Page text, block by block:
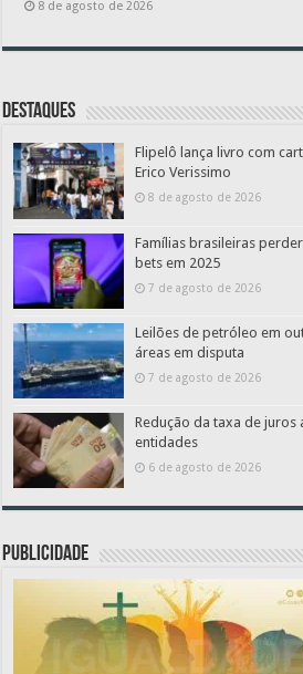
8 de agosto de 2026
Destaques
Flipelô lança livro com
Erico Verissimo
8 de agosto de 2026
Famílias brasileiras
bets em 2025
7 de agosto de 2026
Leilões de petróleo em
áreas em disputa
7 de agosto de 2026
Redução da taxa de juros
entidades
6 de agosto de 2026
PUBLICIDADE